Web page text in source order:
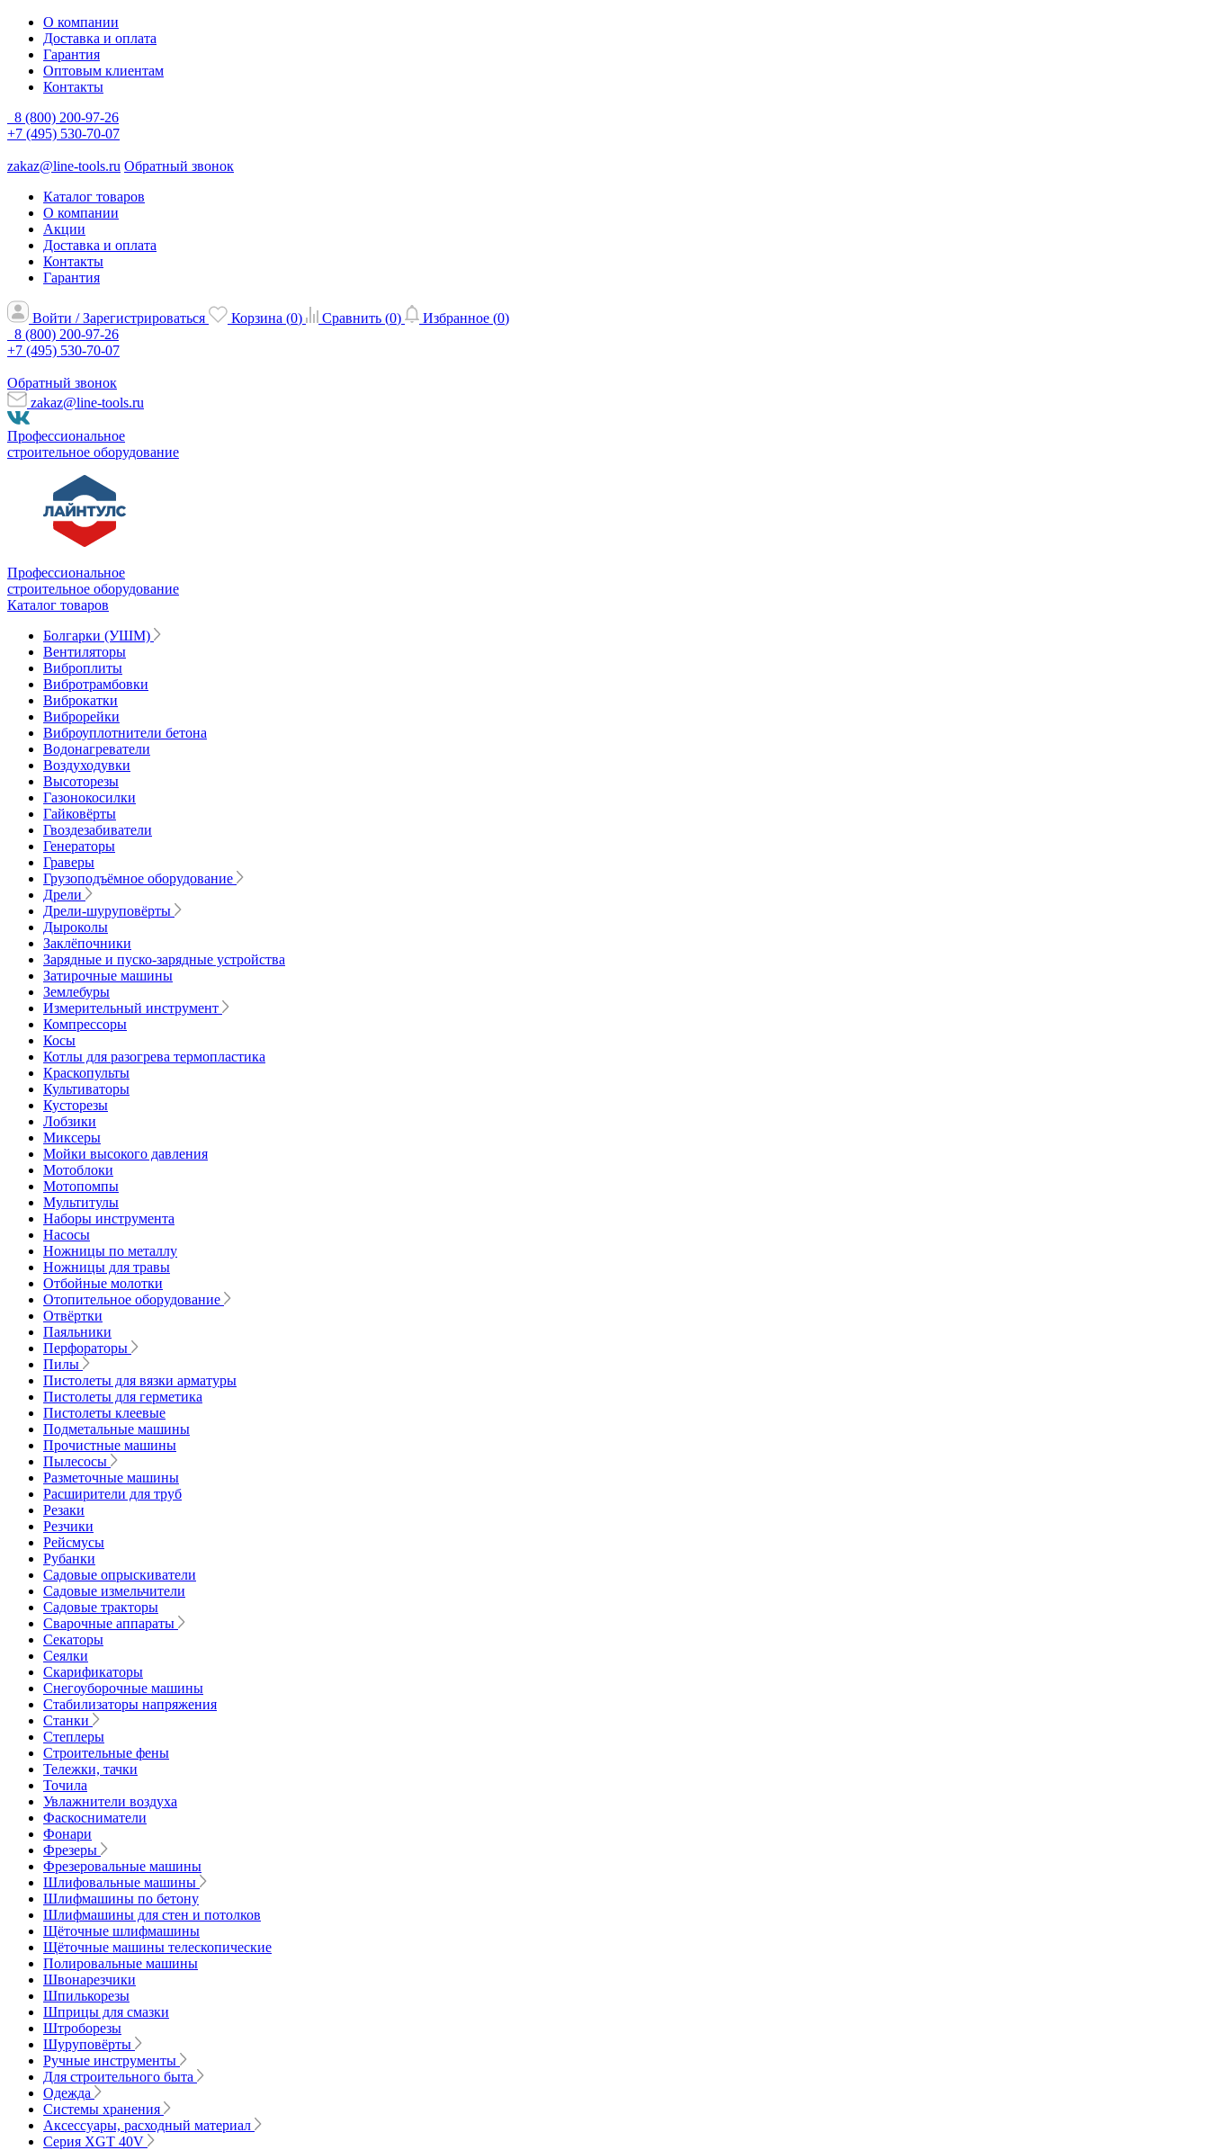
О компании
Доставка и оплата
Гарантия
Оптовым клиентам
Контакты
8 (800) 200-97-26
+7 (495) 530-70-07
zakaz@line-tools.ru Обратный звонок
Каталог товаров
О компании
Акции
Доставка и оплата
Контакты
Гарантия
Войти / Зарегистрироваться Корзина (0) Сравнить (0) Избранное (0)
8 (800) 200-97-26
+7 (495) 530-70-07
Обратный звонок
zakaz@line-tools.ru
Профессиональное
строительное оборудование
Профессиональное
строительное оборудование
Каталог товаров
Болгарки (УШМ)
Вентиляторы
Виброплиты
Вибротрамбовки
Виброкатки
Виброрейки
Виброуплотнители бетона
Водонагреватели
Воздуходувки
Высоторезы
Газонокосилки
Гайковёрты
Гвоздезабиватели
Генераторы
Граверы
Грузоподъёмное оборудование
Дрели
Дрели-шуруповёрты
Дыроколы
Заклёпочники
Зарядные и пуско-зарядные устройства
Затирочные машины
Землебуры
Измерительный инструмент
Компрессоры
Косы
Котлы для разогрева термопластика
Краскопульты
Культиваторы
Кусторезы
Лобзики
Миксеры
Мойки высокого давления
Мотоблоки
Мотопомпы
Мультитулы
Наборы инструмента
Насосы
Ножницы по металлу
Ножницы для травы
Отбойные молотки
Отопительное оборудование
Отвёртки
Паяльники
Перфораторы
Пилы
Пистолеты для вязки арматуры
Пистолеты для герметика
Пистолеты клеевые
Подметальные машины
Прочистные машины
Пылесосы
Разметочные машины
Расширители для труб
Резаки
Резчики
Рейсмусы
Рубанки
Садовые опрыскиватели
Садовые измельчители
Садовые тракторы
Сварочные аппараты
Секаторы
Сеялки
Скарификаторы
Снегоуборочные машины
Стабилизаторы напряжения
Станки
Степлеры
Строительные фены
Тележки, тачки
Точила
Увлажнители воздуха
Фаскосниматели
Фонари
Фрезеры
Фрезеровальные машины
Шлифовальные машины
Шлифмашины по бетону
Шлифмашины для стен и потолков
Щёточные шлифмашины
Щёточные машины телескопические
Полировальные машины
Швонарезчики
Шпилькорезы
Шприцы для смазки
Штроборезы
Шуруповёрты
Ручные инструменты
Для строительного быта
Одежда
Системы хранения
Аксессуары, расходный материал
Серия XGT 40V